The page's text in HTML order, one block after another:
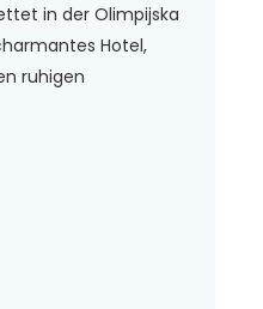
in der Olimpijska
Hotel,
ruhigen